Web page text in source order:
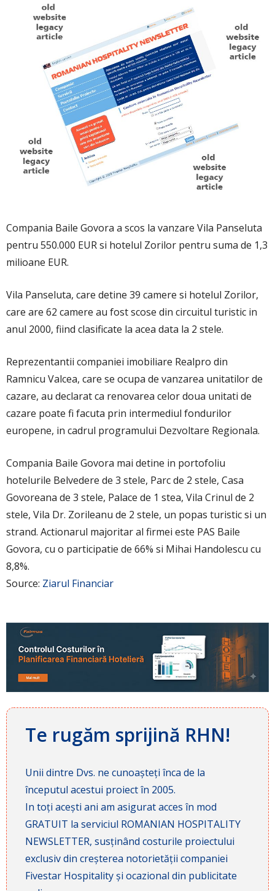
Compania Baile Govora a scos la vanzare Vila Panseluta
pentru 550.000 EUR si hotelul Zorilor pentru suma de 1,3
milioane EUR.
Vila Panseluta, care detine 39 camere si hotelul Zorilor,
care are 62 camere au fost scose din circuitul turistic in
anul 2000, fiind clasificate la acea data la 2 stele.
Reprezentantii companiei imobiliare Realpro din
Ramnicu Valcea, care se ocupa de vanzarea unitatilor de
cazare, au declarat ca renovarea celor doua unitati de
cazare poate fi facuta prin intermediul fondurilor
europene, in cadrul programului Dezvoltare Regionala.
Compania Baile Govora mai detine in portofoliu
hotelurile Belvedere de 3 stele, Parc de 2 stele, Casa
Govoreana de 3 stele, Palace de 1 stea, Vila Crinul de 2
stele, Vila Dr. Zorileanu de 2 stele, un popas turistic si un
strand. Actionarul majoritar al firmei este PAS Baile
Govora, cu o participatie de 66% si Mihai Handolescu cu
8,8%.
Source: Ziarul Financiar
Te rugăm sprijină RHN!
Unii dintre Dvs. ne cunoașteți înca de la
începutul acestui proiect în 2005.
In toți acești ani am asigurat acces în mod
GRATUIT la serviciul ROMANIAN HOSPITALITY
NEWSLETTER, susținând costurile proiectului
exclusiv din creșterea notorietății companiei
Fivestar Hospitality și ocazional din publicitate